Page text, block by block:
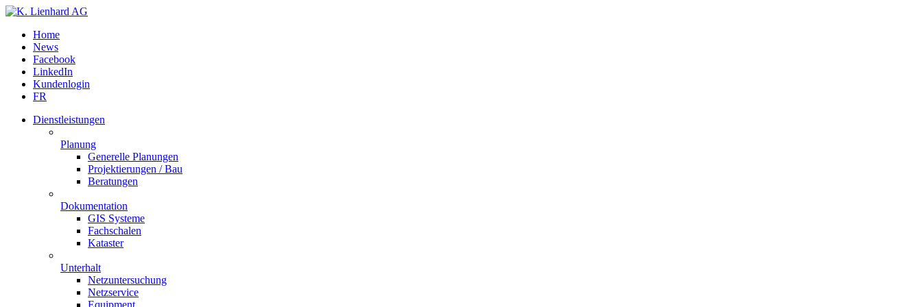
Home
News
Facebook
LinkedIn
Kundenlogin
FR
Dienstleistungen
Planung
Generelle Planungen
Projektierungen / Bau
Beratungen
Dokumentation
GIS Systeme
Fachschalen
Kataster
Unterhalt
Netzuntersuchung
Netzservice
Equipment